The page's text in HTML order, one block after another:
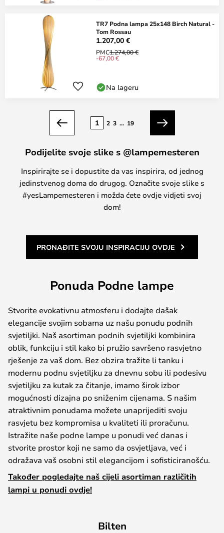
TR7 Podna lampa 25x148 Birch Natural -
Tom Rossau
1.207,00 €
PMC1.274,00 €
-67,00 €
Na lageru
Prethodno
1 2 3 ... 19
Sljedeći
Podijelite svoje slike s @lampemesteren
Inspirirajte se i dopustite da vas inspirira, od jednog
jedinstvenog doma do drugog. Označite svoje slike s
#yesLampemesteren i možda ćete ovdje vidjeti svoj
dom!
PRONAĐITE SVOJU INSPIRACIJU OVDJE
Ponuda Podne lampe
Stvorite evokativnu atmosferu i dodajte dašak
elegancije svojim sobama uz našu ponudu podnih
svjetiljki. Naš asortiman podnih svjetiljki kombinira
oblik, funkciju i stil kako bi pružio savršeno rasvjetno
rješenje za vaš dom. Bez obzira tražite li tanku i
modernu podnu svjetiljku za dnevnu sobu ili podesivu
svjetiljku za kutak za čitanje, imamo širok izbor
mogućnosti dizajna po sniženim cijenama. S našim
atraktivnim ponudama možete unaprijediti svoju
rasvjetu bez kompromisa u kvaliteti ili proračunu.
Istražite naše podne lampe u ponudi već danas i
stvorite prostor koji ne samo da osvjetljava, već i
odražava vaš osobni stil elegancijom i sofisticiranošću.
Također pogledajte naš cijeli asortiman različitih
lampi u ponudi ovdje!
Bilten